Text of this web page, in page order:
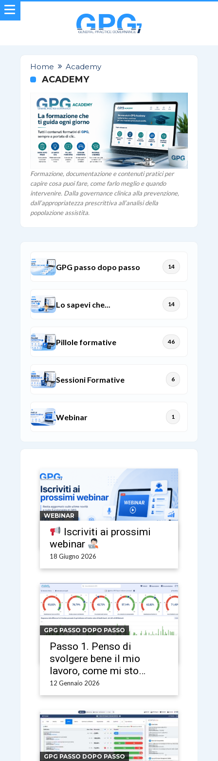
Home Academy
ACADEMY
Formazione, documentazione e contenuti pratici per
capire cosa puoi fare, come farlo meglio e quando
intervenire. Dalla governance clinica alla prevenzione,
dall’appropriatezza prescrittiva all’analisi della
popolazione assistita.
GPG passo dopo passo 14
Lo sapevi che... 14
Pillole formative 46
Sessioni Formative 6
Webinar 1
WEBINAR
Iscriviti ai prossimi
webinar
18 Giugno 2026
GPG PASSO DOPO PASSO
Passo 1. Penso di
svolgere bene il mio
lavoro, come mi sto
comportando in realtà?
12 Gennaio 2026
GPG PASSO DOPO PASSO